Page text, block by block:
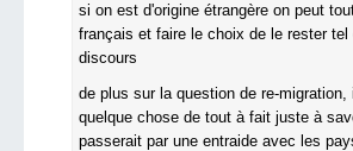
si on est d'origine étrangère on peut
français et faire le choix de le rester tel
discours
de plus sur la question de re-migration,
quelque chose de tout à fait juste à
passerait par une entraide avec les